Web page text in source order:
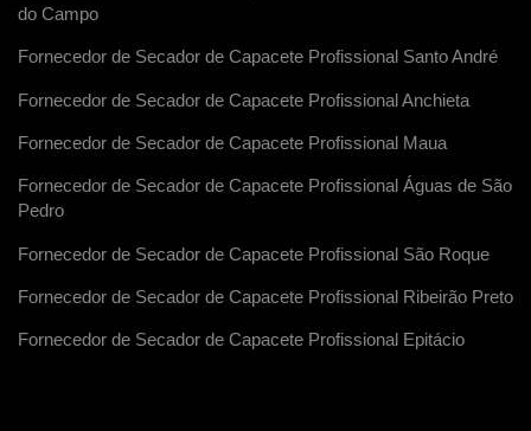
do Campo
Fornecedor de Secador de Capacete Profissional Santo André
Fornecedor de Secador de Capacete Profissional Anchieta
Fornecedor de Secador de Capacete Profissional Maua
Fornecedor de Secador de Capacete Profissional Águas de São
Pedro
Fornecedor de Secador de Capacete Profissional São Roque
Fornecedor de Secador de Capacete Profissional Ribeirão Preto
Fornecedor de Secador de Capacete Profissional Epitácio